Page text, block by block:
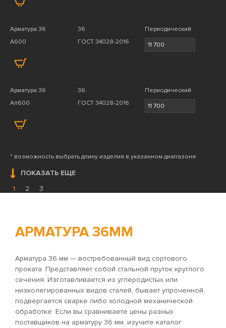
Арматура 36 36
Периодический
А600
ГОСТ 34028-2016
Арматура 36 36
Периодический
Ап600
ГОСТ 34028-2016
* возможность выбрать длину изделия в указанном диапазоне
ПОКАЗАТЬ ЕЩЕ
1
2 3
АРМАТУРА 36ММ
Арматура 36 мм — востребованный вид сортового
проката. Представляет собой стальной пруток круглого
сечения. Изготавливается из углеродистых или
низколегированных видов сталей, бывает упроченной,
подвергается сварке либо холодной механической
обработке. Если вы сравниваете цены разных
поставщиков на арматуру 36 мм, изучите каталог